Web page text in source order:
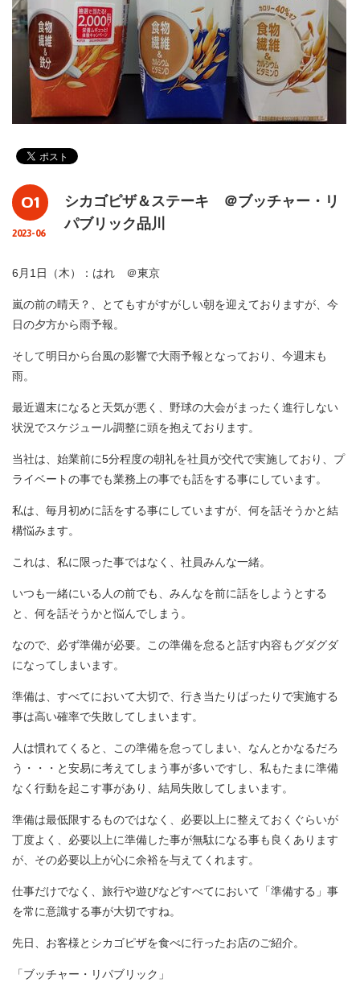
01
2023-06
シカゴピザ＆ステーキ ＠ブッチャー・リ
パブリック品川
6月1日（木）：はれ ＠東京
嵐の前の晴天？、とてもすがすがしい朝を迎えておりますが、今
日の夕方から雨予報。
そして明日から台風の影響で大雨予報となっており、今週末も
雨。
最近週末になると天気が悪く、野球の大会がまったく進行しない
状況でスケジュール調整に頭を抱えております。
当社は、始業前に5分程度の朝礼を社員が交代で実施しており、プ
ライベートの事でも業務上の事でも話をする事にしています。
私は、毎月初めに話をする事にしていますが、何を話そうかと結
構悩みます。
これは、私に限った事ではなく、社員みんな一緒。
いつも一緒にいる人の前でも、みんなを前に話をしようとする
と、何を話そうかと悩んでしまう。
なので、必ず準備が必要。この準備を怠ると話す内容もグダグダ
になってしまいます。
準備は、すべてにおいて大切で、行き当たりばったりで実施する
事は高い確率で失敗してしまいます。
人は慣れてくると、この準備を怠ってしまい、なんとかなるだろ
う・・・と安易に考えてしまう事が多いですし、私もたまに準備
なく行動を起こす事があり、結局失敗してしまいます。
準備は最低限するものではなく、必要以上に整えておくぐらいが
丁度よく、必要以上に準備した事が無駄になる事も良くあります
が、その必要以上が心に余裕を与えてくれます。
仕事だけでなく、旅行や遊びなどすべてにおいて「準備する」事
を常に意識する事が大切ですね。
先日、お客様とシカゴピザを食べに行ったお店のご紹介。
「ブッチャー・リパブリック」